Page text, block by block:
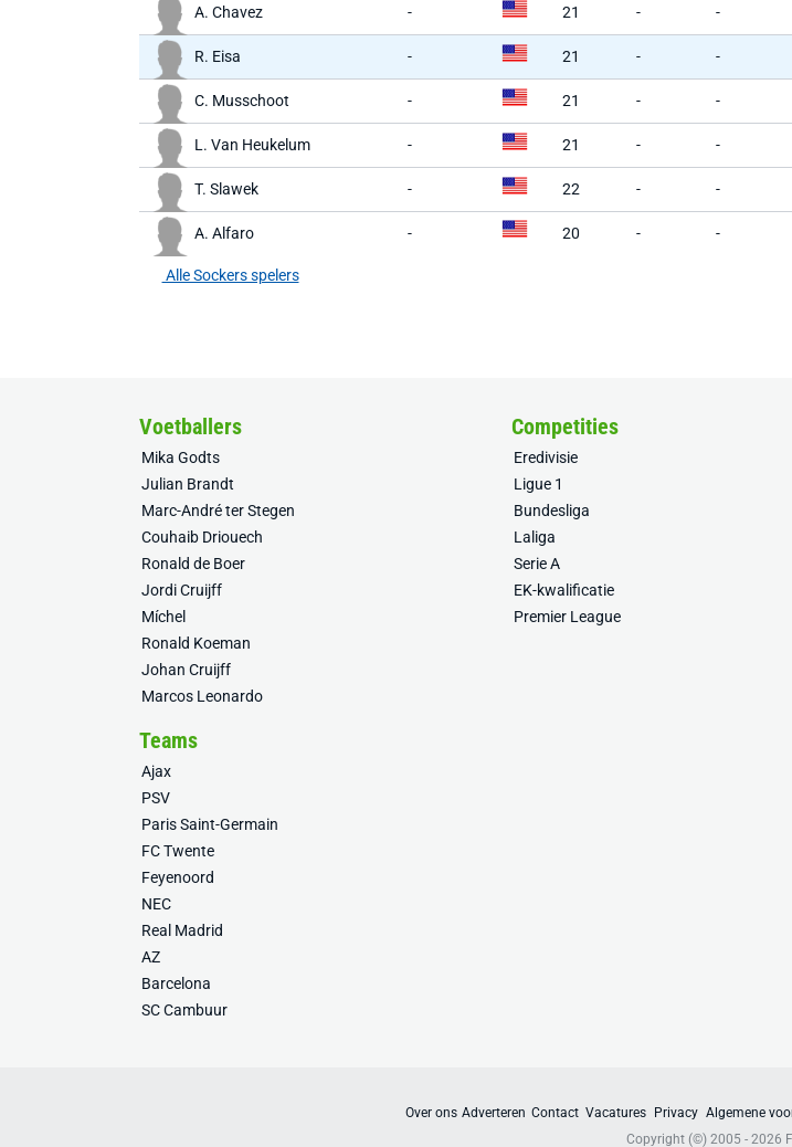
A. Chavez - 21 - -
R. Eisa - 21 - -
C. Musschoot - 21 - -
L. Van Heukelum - 21 - -
T. Slawek - 22 - -
A. Alfaro - 20 - -
Alle Sockers spelers
Voetballers
Mika Godts
Julian Brandt
Marc-André ter Stegen
Couhaib Driouech
Ronald de Boer
Jordi Cruijff
Míchel
Ronald Koeman
Johan Cruijff
Marcos Leonardo
Competities
Eredivisie
Ligue 1
Bundesliga
Laliga
Serie A
EK-kwalificatie
Premier League
Teams
Ajax
PSV
Paris Saint-Germain
FC Twente
Feyenoord
NEC
Real Madrid
AZ
Barcelona
SC Cambuur
Over ons Adverteren Contact Vacatures Privacy Algemene
Copyright (©) 2005 - 2026